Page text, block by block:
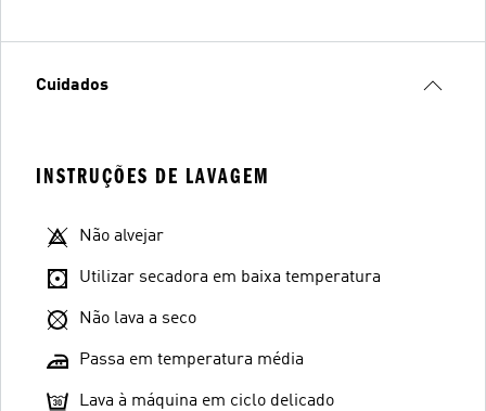
Cuidados
INSTRUÇÕES DE LAVAGEM
Não alvejar
Utilizar secadora em baixa temperatura
Não lava a seco
Passa em temperatura média
Lava à máquina em ciclo delicado